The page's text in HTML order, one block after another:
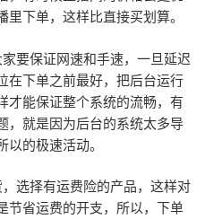
下单，这样比直接买划算。
要保证网速和手速，一旦延迟
在下单之前最好，把后台运行
才能保证整个系统的流畅，有
，就是因为后台的系统太多导
的极速活动。
选择有运费险的产品，这样对
节省运费的开支，所以，下单